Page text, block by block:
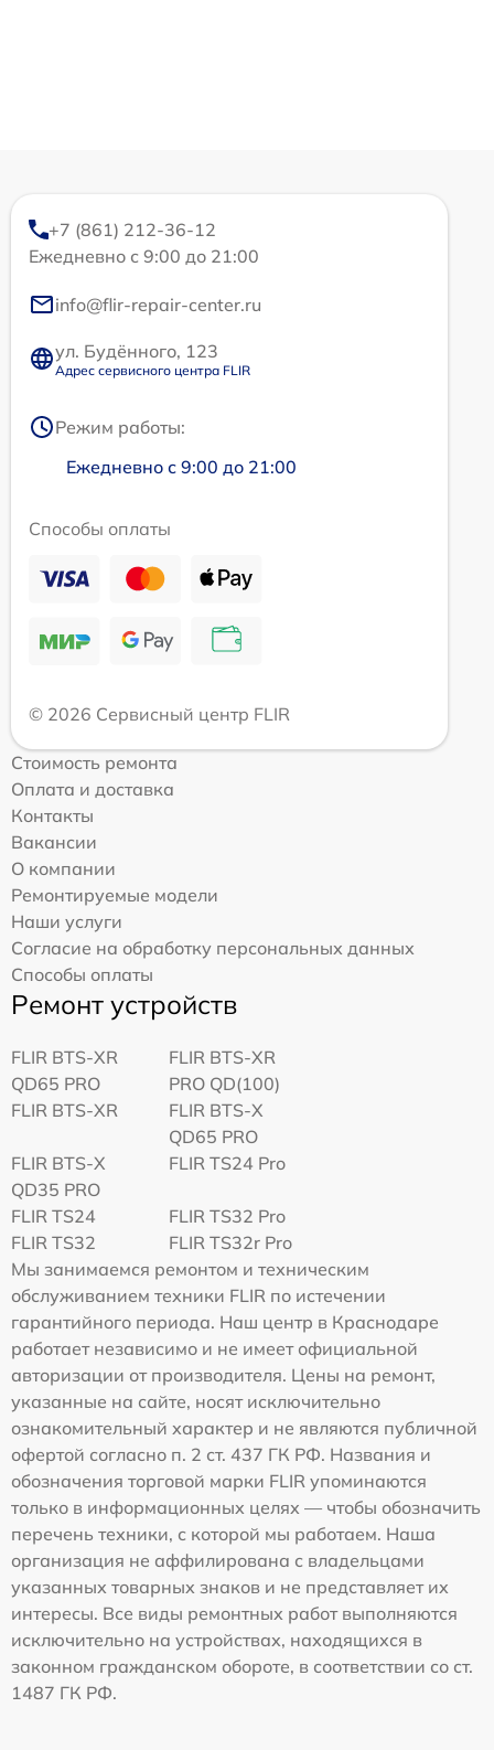
+7 (861) 212-36-12
Ежедневно с 9:00 до 21:00
info@flir-repair-center.ru
ул. Будённого, 123
Адрес сервисного центра FLIR
Режим работы:
Ежедневно с 9:00 до 21:00
Способы оплаты
© 2026 Сервисный центр FLIR
Стоимость ремонта
Оплата и доставка
Контакты
Вакансии
О компании
Ремонтируемые модели
Наши услуги
Согласие на обработку персональных данных
Способы оплаты
Ремонт устройств
FLIR BTS-XR
QD65 PRO
FLIR BTS-XR
PRO QD(100)
FLIR BTS-XR
FLIR BTS-X
QD65 PRO
FLIR BTS-X
QD35 PRO
FLIR TS24 Pro
FLIR TS24
FLIR TS32 Pro
FLIR TS32
FLIR TS32r Pro
Мы занимаемся ремонтом и техническим
обслуживанием техники FLIR по истечении
гарантийного периода. Наш центр в Краснодаре
работает независимо и не имеет официальной
авторизации от производителя. Цены на ремонт,
указанные на сайте, носят исключительно
ознакомительный характер и не являются публичной
офертой согласно п. 2 ст. 437 ГК РФ. Названия и
обозначения торговой марки FLIR упоминаются
только в информационных целях — чтобы обозначить
перечень техники, с которой мы работаем. Наша
организация не аффилирована с владельцами
указанных товарных знаков и не представляет их
интересы. Все виды ремонтных работ выполняются
исключительно на устройствах, находящихся в
законном гражданском обороте, в соответствии со ст.
1487 ГК РФ.